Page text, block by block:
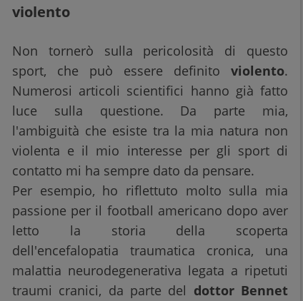
violento
Non tornerò sulla pericolosità di questo
sport, che può essere definito violento.
Numerosi articoli scientifici hanno già fatto
luce sulla questione. Da parte mia,
l'ambiguità che esiste tra la mia natura non
violenta e il mio interesse per gli sport di
contatto mi ha sempre dato da pensare.
Per esempio, ho riflettuto molto sulla mia
passione per il football americano dopo aver
letto la storia della scoperta
dell'encefalopatia traumatica cronica, una
malattia neurodegenerativa legata a ripetuti
traumi cranici, da parte del dottor Bennet